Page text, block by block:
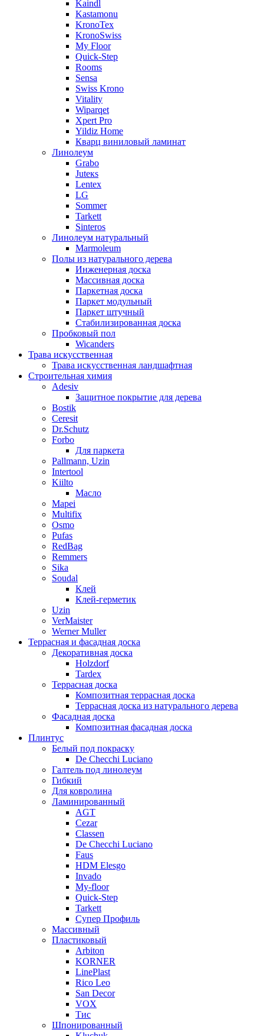
Kaindl
Kastamonu
KronoTex
KronoSwiss
My Floor
Quick-Step
Rooms
Sensa
Swiss Krono
Vitality
Wiparqet
Xpert Pro
Yildiz Home
Кварц виниловый ламинат
Линолеум
Grabo
Juteкs
Lentex
LG
Sommer
Tarkett
Sinteros
Линолеум натуральный
Marmoleum
Полы из натурального дерева
Инженерная доска
Массивная доска
Паркетная доска
Паркет модульный
Паркет штучный
Стабилизированная доска
Пробковый пол
Wicanders
Трава искусственная
Трава искусственная ландшафтная
Строительная химия
Adesiv
Защитное покрытие для дерева
Bostik
Ceresit
Dr.Schutz
Forbo
Для паркета
Pallmann, Uzin
Intertool
Kiilto
Масло
Mapei
Multifix
Osmo
Pufas
RedBag
Remmers
Sika
Soudal
Клей
Клей-герметик
Uzin
VerMaister
Werner Muller
Террасная и фасадная доска
Декоративная доска
Holzdorf
Tardex
Террасная доска
Композитная террасная доска
Террасная доска из натурального дерева
Фасадная доска
Композитная фасадная доска
Плинтус
Белый под покраску
De Checchi Luciano
Галтель под линолеум
Гибкий
Для ковролина
Ламинированный
AGT
Cezar
Classen
De Checchi Luciano
Faus
HDM Elesgo
Invado
My-floor
Quick-Step
Tarkett
Супер Профиль
Массивный
Пластиковый
Arbiton
KORNER
LinePlast
Rico Leo
San Decor
VOX
Тис
Шпонированный